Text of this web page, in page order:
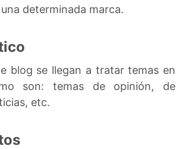
determinada marca.
blog se llegan a tratar temas en
son: temas de opinión, de
etc.